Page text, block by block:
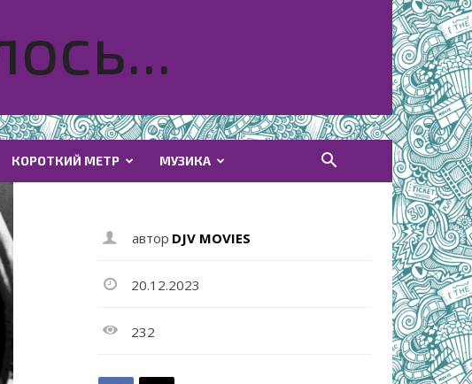
КОРОТКИЙ МЕТР МУЗИКА
автор DJV MOVIES
20.12.2023
232